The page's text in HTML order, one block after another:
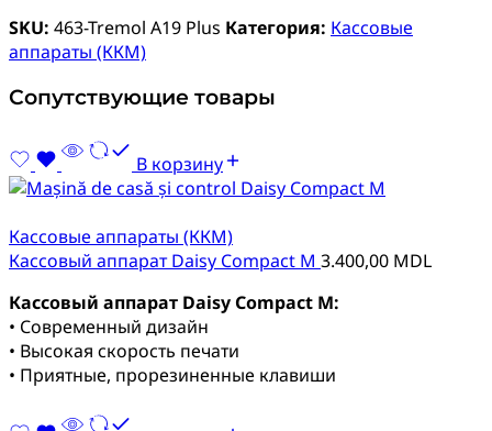
SKU: 463-Tremol A19 Plus Категория: Кассовые
аппараты (ККМ)
Сопутствующие товары
В корзину
Кассовые аппараты (ККМ)
Кассовый аппарат Daisy Compact M 3.400,00 MDL
Кассовый аппарат Daisy Compact M:
• Современный дизайн
• Высокая скорость печати
• Приятные, прорезиненные клавиши